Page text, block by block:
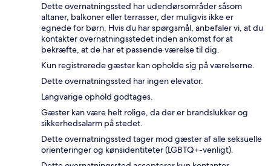
Dette overnatningssted har udendørsområder såsom
altaner, balkoner eller terrasser, der muligvis ikke er
egnede for børn. Hvis du har spørgsmål, anbefaler vi, at du
kontakter overnatningsstedet inden ankomst for at
bekræfte, at de har et passende værelse til dig.
Kun registrerede gæster kan opholde sig på værelserne.
Dette overnatningssted har ingen elevator.
Langvarige ophold godtages.
Gæster kan være helt rolige, da der er brandslukker og
sikkerhedsalarm på stedet.
Dette overnatningssted tager mod gæster af alle seksuelle
orienteringer og kønsidentiteter (LGBTQ+-venligt).